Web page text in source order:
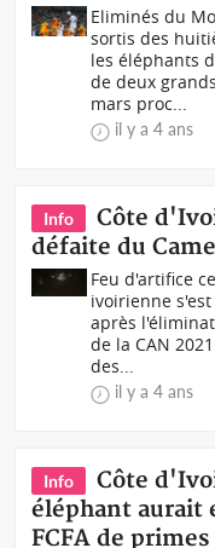
Eliminés du
sortis des
les éléphants
de deux
mars proc...
il y a 4 ans
Info
Côte
défaite du
Feu d'artifice
ivoirienne
après
de la CAN
des...
il y a 4 ans
Info
Côte
éléphant aurait
FCFA de primes